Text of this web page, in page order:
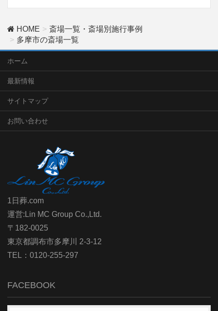
HOME
斎場一覧・斎場別施行事例
多摩市の斎場一覧
ホーム
最新情報
サイトマップ
お問い合わせ
1日葬.com
運営:Lin MC Group Co.,Ltd.
〒182-0025
東京都調布市多摩川 2-3-12
TEL：0120-255-297
FACEBOOK